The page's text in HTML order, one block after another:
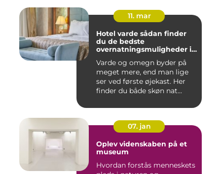
11. mar
Hotel varde sådan finder
du de bedste
overnatningsmuligheder i
Varde og omegn byder på
meget mere, end man lige
ser ved første øjekast. Her
finder du både skøn nat...
07. jan
Oplev videnskaben på et
museum
Hvordan forstås menneskets